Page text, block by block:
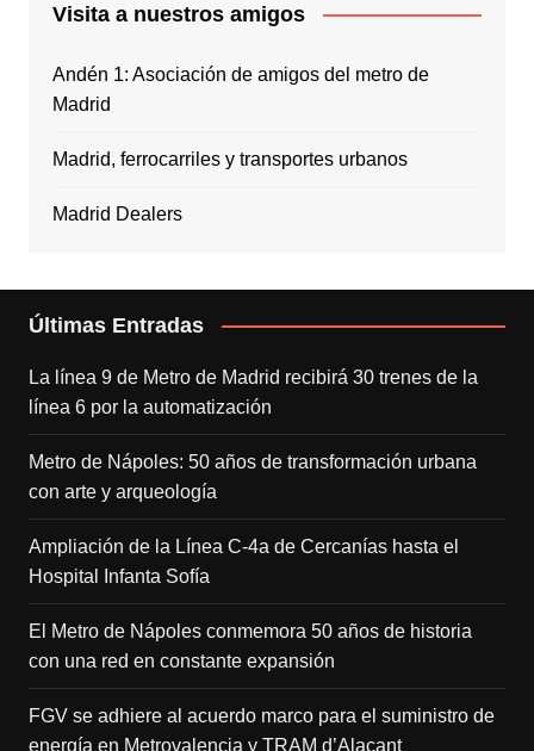
Visita a nuestros amigos
Andén 1: Asociación de amigos del metro de
Madrid
Madrid, ferrocarriles y transportes urbanos
Madrid Dealers
Últimas Entradas
La línea 9 de Metro de Madrid recibirá 30 trenes de la
línea 6 por la automatización
Metro de Nápoles: 50 años de transformación urbana
con arte y arqueología
Ampliación de la Línea C-4a de Cercanías hasta el
Hospital Infanta Sofía
El Metro de Nápoles conmemora 50 años de historia
con una red en constante expansión
FGV se adhiere al acuerdo marco para el suministro de
energía en Metrovalencia y TRAM d’Alacant